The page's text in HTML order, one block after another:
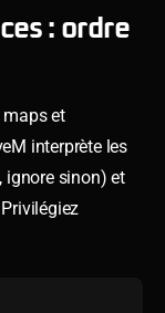
: ordre
maps et
interprète les
ignore sinon) et